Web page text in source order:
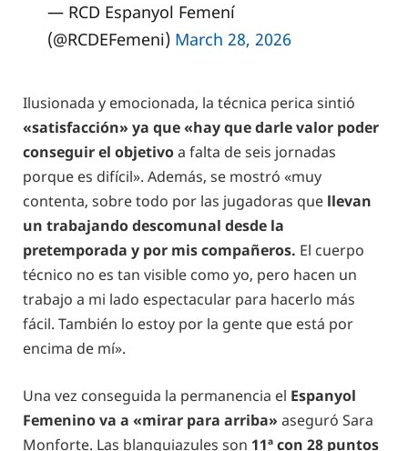
— RCD Espanyol Femení
(@RCDEFemeni) March 28, 2026
Ilusionada y emocionada, la técnica perica sintió
«satisfacción» ya que «hay que darle valor poder
conseguir el objetivoa falta de seis jornadas
porque es difícil». Además, se mostró «muy
contenta, sobre todo por las jugadoras que llevan
un trabajando descomunal desde la
pretemporada y por mis compañeros. El cuerpo
técnico no es tan visible como yo, pero hacen un
trabajo a mi lado espectacular para hacerlo más
fácil. También lo estoy por la gente que está por
encima de mí».
Una vez conseguida la permanencia el Espanyol
Femenino va a «mirar para arriba» aseguró Sara
Monforte. Las blanquiazules son 11ª con 28 puntos